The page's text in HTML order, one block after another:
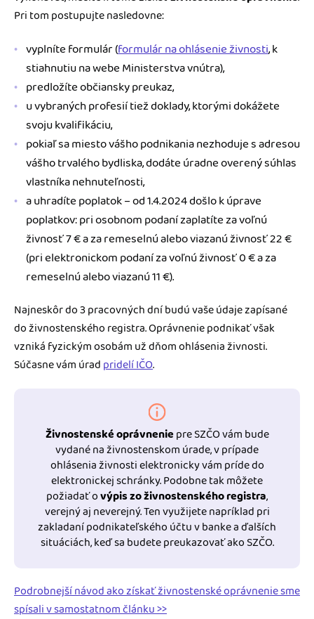
Pri tom postupujte nasledovne:
vyplníte formulár (formulár na ohlásenie živnosti, k
stiahnutiu na webe Ministerstva vnútra),
predložíte občiansky preukaz,
u vybraných profesií tiež doklady, ktorými dokážete
svoju kvalifikáciu,
pokiaľ sa miesto vášho podnikania nezhoduje s adresou
vášho trvalého bydliska, dodáte úradne overený súhlas
vlastníka nehnuteľnosti,
a uhradíte poplatok – od 1.4.2024 došlo k úprave
poplatkov: pri osobnom podaní zaplatíte za voľnú
živnosť 7 € a za remeselnú alebo viazanú živnosť 22 €
(pri elektronickom podaní za voľnú živnosť 0 € a za
remeselnú alebo viazanú 11 €).
Najneskôr do 3 pracovných dní budú vaše údaje zapísané
do živnostenského registra. Oprávnenie podnikať však
vzniká fyzickým osobám už dňom ohlásenia živnosti.
Súčasne vám úrad pridelí IČO.
Živnostenské oprávneniepre SZČO vám bude
vydané na živnostenskom úrade, v prípade
ohlásenia živnosti elektronicky vám príde do
elektronickej schránky. Podobne tak môžete
požiadať ovýpis zo živnostenského registra,
verejný aj neverejný. Ten využijete napríklad pri
zakladaní podnikateľského účtu v banke a ďalších
situáciách, keď sa budete preukazovať ako SZČO.
Podrobnejší návod ako získať živnostenské oprávnenie sme
spísali v samostatnom článku >>